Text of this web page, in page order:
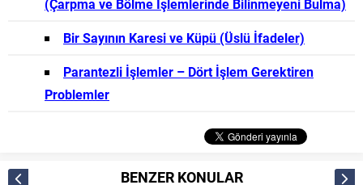
(Çarpma ve Bölme İşlemlerinde Bilinmeyeni Bulma)
Bir Sayının Karesi ve Küpü (Üslü İfadeler)
Parantezli İşlemler – Dört İşlem Gerektiren
Problemler
BENZER KONULAR